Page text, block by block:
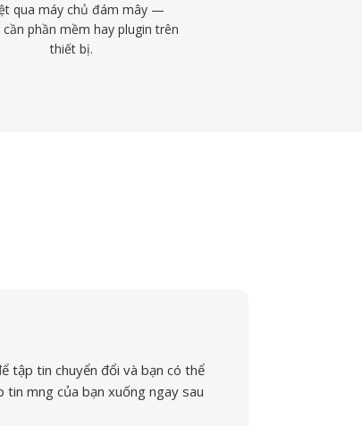
qua máy chủ đám mây —
phần mềm hay plugin trên
thiết bị.
tập tin chuyển đổi và bạn có thể
tin mng của bạn xuống ngay sau